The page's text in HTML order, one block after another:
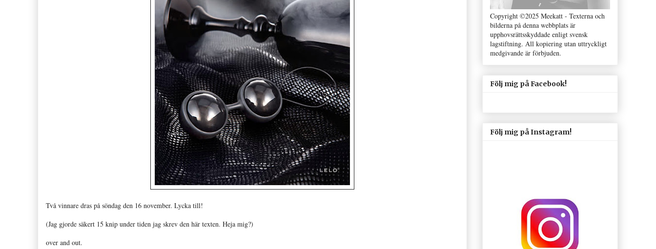
Två vinnare dras på söndag den 16 november. Lycka till!
(Jag gjorde säkert 15 knip under tiden jag skrev den här texten. Heja mig?)
over and out.
Copyright ©2025 Meekatt - Texterna och
bilderna på denna webbplats är
upphovsrättsskyddade enligt svensk
lagstiftning. All kopiering utan uttryckligt
medgivande är förbjuden.
Följ mig på Facebook!
Följ mig på Instagram!